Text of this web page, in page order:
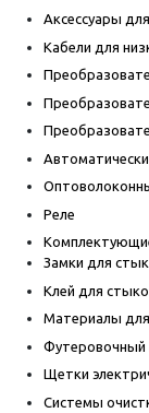
Аксессуары
Кабели для
Реле
Замки для
Клей для
Материалы
Футеровочный
Щетки
Системы